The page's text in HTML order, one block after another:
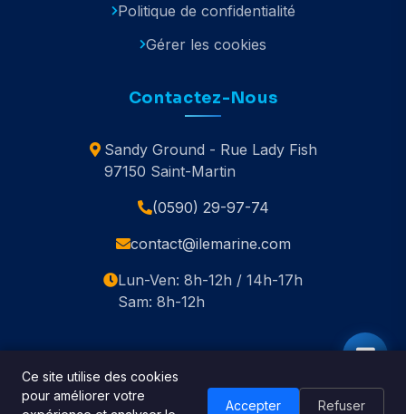
Politique de confidentialité
Gérer les cookies
Contactez-Nous
Sandy Ground - Rue Lady Fish
97150 Saint-Martin
(0590) 29-97-74
contact@ilemarine.com
Lun-Ven: 8h-12h / 14h-17h
Sam: 8h-12h
© 2020-2026 Île Marine. Tous droits réservés.
Ce site utilise des cookies
pour améliorer votre
Accepter Refuser